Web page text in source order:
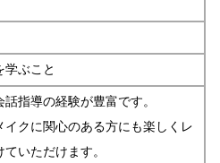
学ぶこと
指導の経験が豊富です。
イクに関心のある方にも楽しくレ
いただけます。